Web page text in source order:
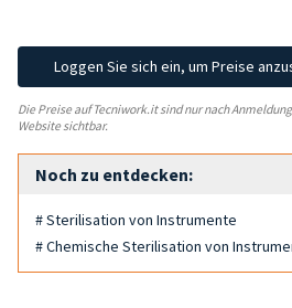
Loggen Sie sich ein, um Preise
Die Preise auf Tecniwork.it sind nur nach
Website sichtbar.
Noch zu entdecken:
# Sterilisation von Instrumente
# Chemische Sterilisation von